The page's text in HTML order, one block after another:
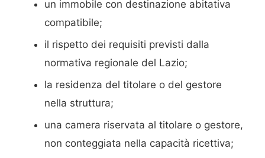
un immobile con destinazione abitativa
compatibile;
il rispetto dei requisiti previsti dalla
normativa regionale del Lazio;
la residenza del titolare o del gestore
nella struttura;
una camera riservata al titolare o gestore,
non conteggiata nella capacità ricettiva;